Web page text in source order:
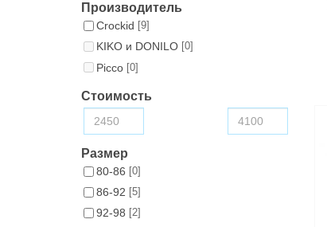
Производитель
Croсkid [9]
KIKO и DONILO [0]
Picco [0]
Стоимость
Размер
80-86 [0]
86-92 [5]
92-98 [2]